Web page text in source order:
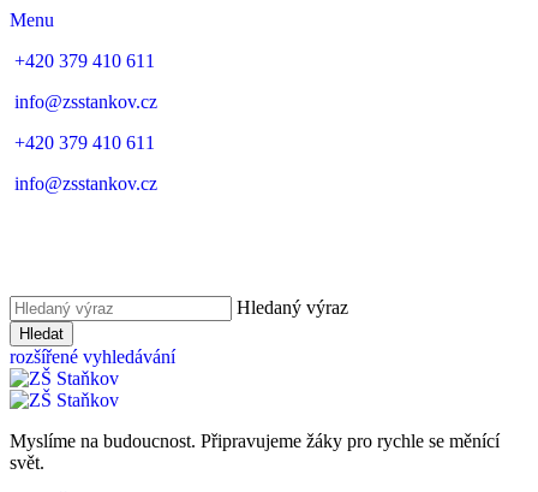
Menu
+420 379 410 611
info@zsstankov.cz
+420 379 410 611
info@zsstankov.cz
Hledaný výraz
Hledat
rozšířené vyhledávání
Myslíme na budoucnost. Připravujeme žáky pro rychle se měnící
svět.